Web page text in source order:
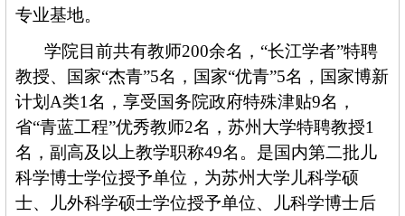
专业基地。
学院目前共有教师200余名， “长江学者”特聘
教授、国家“杰青”5名，国家“优青”5名，国家博新
计划 A类1名，享受国务院政府特殊津贴9名，
省“青蓝工程”优秀教师2名，苏州大学特聘教授1
名，副高及以上教学职称49名 。 是国内第二批儿
科学博士学位授予单位， 为苏州大学儿科学硕
士、儿外科学硕士学位授予单位、儿科学博士后